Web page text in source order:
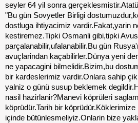
seyler 64 yil sonra
"Bu gün Sovyetler Birligi
dostluga ihtiyacimiz vardir.Fakat,yarin
kestiremez.Tipki Osmanli gibi,tipki
parçalanabilir,ufalanabilir.Bu gün
avuçlarindan kaçabilirler.Dünya yeni
ne yapacagini bilmelidir.Bizim,bu
bir kardeslerimiz vardir.Onlara sahip
yalniz o günü susup beklemek
nasil hazirlanir?Manevi köprüleri
köprüdür.Tarih bir
içinde bütünlesmeliyiz.Onlarin bize